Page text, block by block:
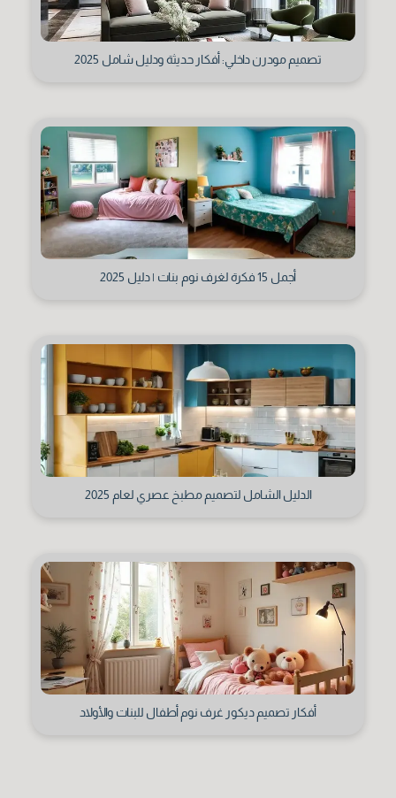
حفظ المعلومات
تصميم مودرن داخلي: أفكار حديثة ودليل شامل 2025
أجمل 15 فكرة لغرف نوم بنات | دليل 2025
الدليل الشامل لتصميم مطبخ عصري لعام 2025
أفكار تصميم ديكور غرف نوم أطفال للبنات والأولاد